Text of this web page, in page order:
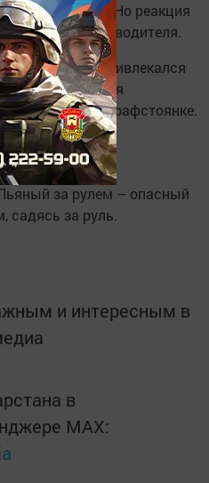
скрыться. Но реакция
быстрее, чем у водителя.
ранее привлекался
уголовная
на штрафстоянке.
за рулем – опасный
садясь за руль.
и интересным в
в
MАХ: